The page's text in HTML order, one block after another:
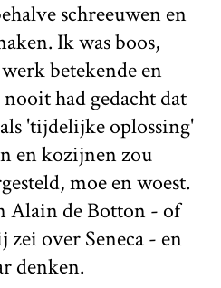
schreeuwen en
Ik was boos,
betekende en
had gedacht dat
'tijdelijke oplossing'
en kozijnen zou
moe en woest.
Alain de Botton - of
zei over Seneca - en
denken.